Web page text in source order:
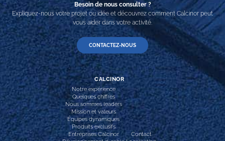
Besoin de nous consulter ?
Expliquez-nous votre projet ou idée et découvrez comment Calcinor peut
vous aider dans votre activité.
CONTACTEZ-NOUS
CALCINOR
Notre expérience
Quelques chiffres
Nous sommes leaders
Mission et valeurs
Équipes dynamiques
Produits exclusifs
Entreprises Calcinor
Contact